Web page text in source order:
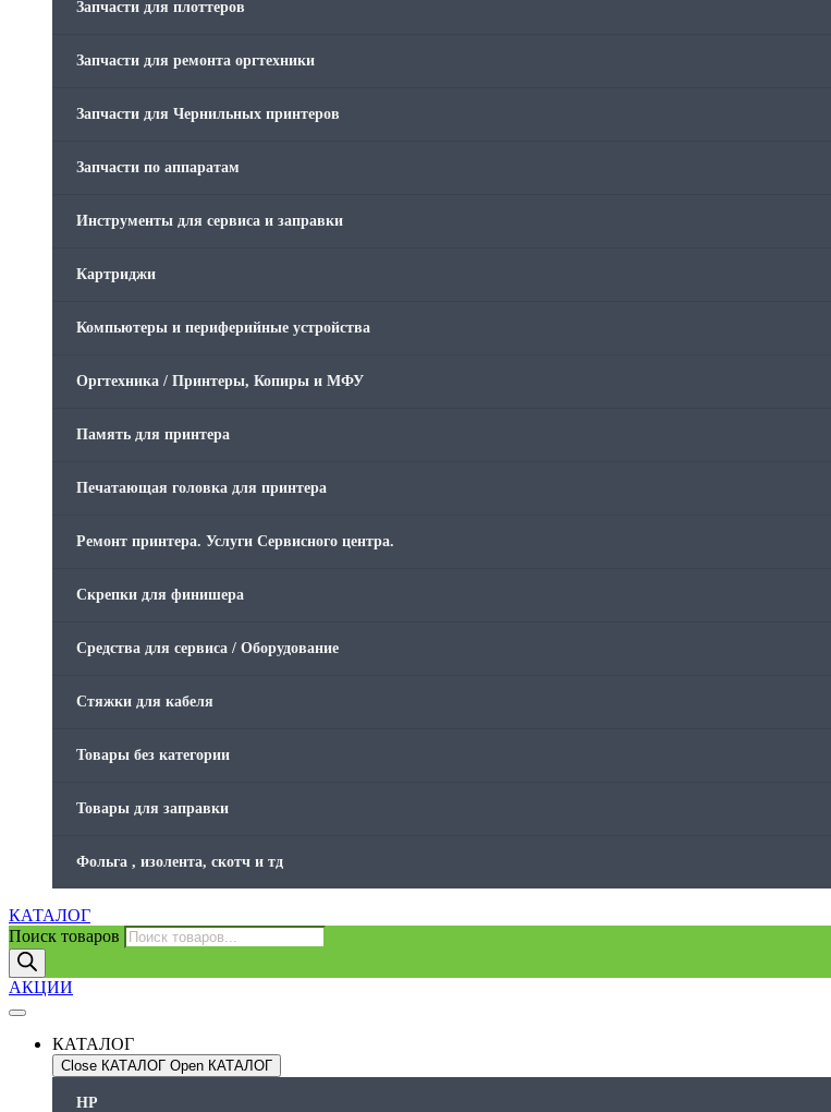
Запчасти для плоттеров
Запчасти для ремонта оргтехники
Запчасти для Чернильных принтеров
Запчасти по аппаратам
Инструменты для сервиса и заправки
Картриджи
Компьютеры и периферийные устройства
Оргтехника / Принтеры, Копиры и МФУ
Память для принтера
Печатающая головка для принтера
Ремонт принтера. Услуги Сервисного центра.
Скрепки для финишера
Средства для сервиса / Оборудование
Стяжки для кабеля
Товары без категории
Товары для заправки
Фольга , изолента, скотч и тд
КАТАЛОГ
Поиск товаров
АКЦИИ
КАТАЛОГ
Close КАТАЛОГ Open КАТАЛОГ
HP